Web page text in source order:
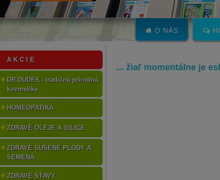
O NÁS
A K C I E
DR.DUDEK - tradičná prírodná
kozmetika
HOMEOPATIKÁ
ZDRAVÉ OLEJE A SILICE
ZDRAVÉ SUŠENÉ PLODY A
SEMENÁ
ZDRAVÉ ŠŤAVY
... žiaľ momentálne je